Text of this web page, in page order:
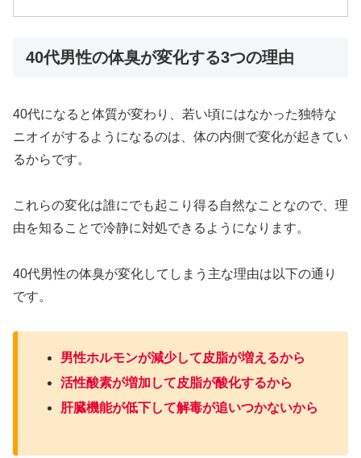
40代男性の体臭が変化する3つの理由
40代になると体質が変わり、若い頃にはなかった独特な
ニオイがするようになるのは、体の内側で変化が起きてい
るからです。
これらの変化は誰にでも起こり得る自然なことなので、理
由を知ることで冷静に対処できるようになります。
40代男性の体臭が変化してしまう主な理由は以下の通り
です。
男性ホルモンが減少して皮脂が増えるから
活性酸素が増加して皮脂が酸化するから
肝臓機能が低下して解毒が追いつかないから